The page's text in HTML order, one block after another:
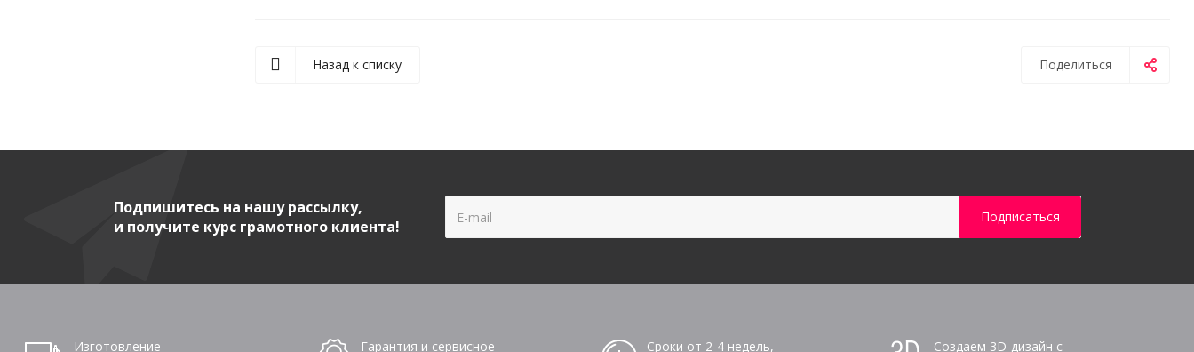
Поделиться
Назад к списку
Подпишитесь на нашу рассылку,
и получите курс грамотного клиента!
Изготовление
Гарантия и сервисное
Сроки от 2-4 недель,
Создаем 3D-дизайн с